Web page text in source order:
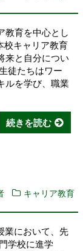
教育を中心とし
校キャリア教育
来と自分につい
徒たちはワー
ルを学び、職業
続きを読む
キャリア教育
業において、先
学校に進学